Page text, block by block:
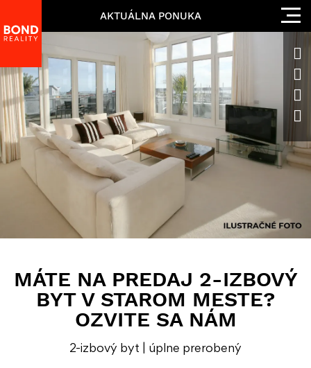
AKTUÁLNA PONUKA
MÁTE NA PREDAJ 2-IZBOVÝ
BYT V STAROM MESTE?
OZVITE SA NÁM
2-izbový byt | úplne prerobený